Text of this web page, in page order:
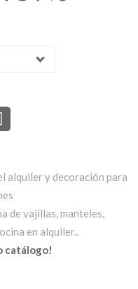
alquiler y decoración para
de vajillas, manteles,
en alquiler..
catálogo!